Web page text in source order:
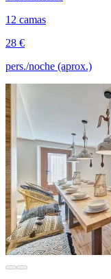
12 camas
28 €
pers./noche (aprox.)